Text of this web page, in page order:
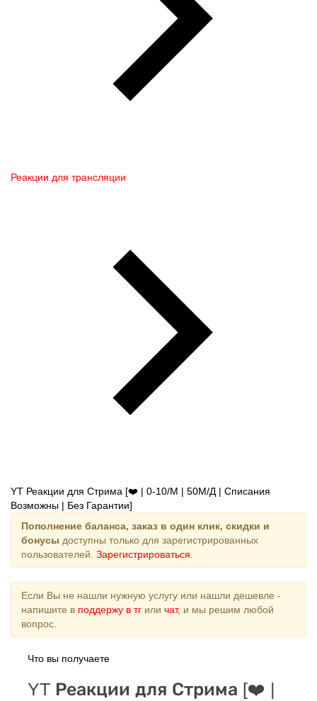
Возможны | Без Гарантии]
Пополнение баланса, заказ в один клик, скидки и
бонусыдоступны только для зарегистрированных
пользователей.Зарегистрироваться.
Если Вы не нашли нужную услугу или нашли дешевле -
напишите в поддержу в тгиличат , и мы решим любой
вопрос.
YT Реакции для Стрима [❤️ |